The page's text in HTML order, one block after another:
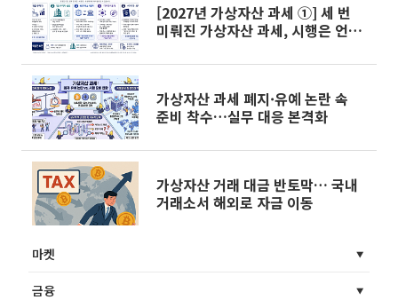
[2027년 가상자산 과세 ①] 세 번
미뤄진 가상자산 과세, 시행은 언
가상자산 과세 폐지·유예 논란 속
준비 착수…실무 대응 본격화
가상자산 거래 대금 반토막… 국내
거래소서 해외로 자금 이동
마켓
금융